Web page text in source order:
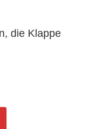
die Klappe